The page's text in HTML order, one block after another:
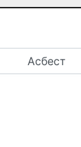
Асбест